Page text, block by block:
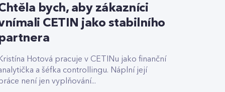
bych, aby zákazníci
CETIN jako stabilního
Kristína Hotová pracuje v CETINu jako finanční
a šéfka controllingu. Náplní její
není jen vyplňování...